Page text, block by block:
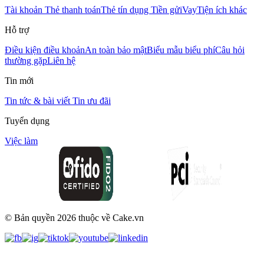
Tài khoản Thẻ thanh toánThẻ tín dụng Tiền gửiVayTiện ích khác
Hỗ trợ
Điều kiện điều khoảnAn toàn bảo mậtBiểu mẫu biểu phíCâu hỏi
thường gặpLiên hệ
Tin mới
Tin tức & bài viết Tin ưu đãi
Tuyển dụng
Việc làm
© Bản quyền 2026 thuộc về Cake.vn